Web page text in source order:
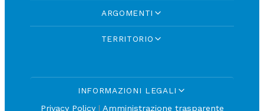
ARGOMENTI
TERRITORIO
INFORMAZIONI LEGALI
Privacy Policy| Amministrazione trasparente